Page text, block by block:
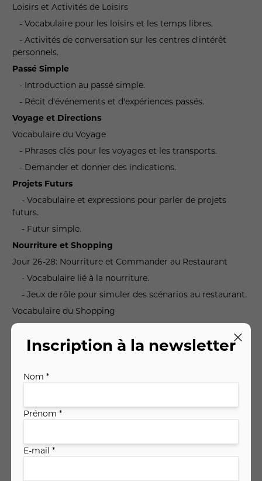
Loisirs et Activités de Loisirs
- Vocabulaire pour les loisirs et les temps libres.
- Activités de conversation sur les centres d'intérêt
personnels.
Passé Simple
- Introduction au passé simple.
- Récit d'événements et d'expériences passés.
Voyage et Directions
Vocabulaire du Voyage
- Phrases clés pour les voyages et les transports.
- Demander et donner des indications.
Projets Futurs
- Vocabulaire et expressions pour parler de projets
futurs.
- Futur simple.
Nourriture et Shopping
Jour 26-28: Nourriture et Commander au Restaurant
- Vocabulaire lié à la nourriture.
- Jeux de rôle pour simuler des scénarios au restaurant.
Vocabulaire du Shopping
- Phrases pour faire du shopping et effectuer des
achats.
- Jeux de rôle pour simuler des situations de shopping.
Vocabulaire Technologique**
- Termes clés liés à la technologie.
quotidienne.
Inscription à la newsletter
Nom *
Prénom *
E-mail *